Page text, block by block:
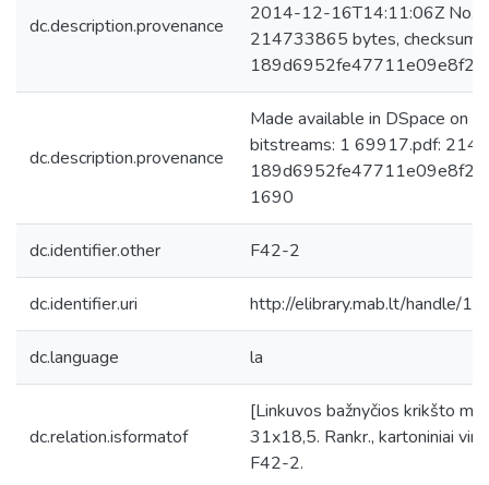
dc.description.provenance
2014-12-16T14:11:06Z No.
214733865 bytes, checksum:
dc.description.provenance
Made available in DSpace on
bitstreams: 1 69917.pdf:
1690
dc.identifier.other F42-2
dc.identifier.uri http://elibrary.mab.lt/handle/1/
dc.language la
dc.relation.isformatof
[Linkuvos bažnyčios krikšto
31x18,5. Rankr., kartoniniai
F42-2.